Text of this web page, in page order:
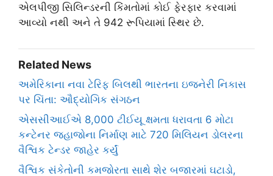
એલપીજી સિલિન્ડરની કિંમતોમાં કોઈ ફેરફાર કરવામાં
આવ્યો નથી અને તે 942 રૂપિયામાં સ્થિર છે.
Related News
અમેરિકાના નવા ટેરિફ બિલથી ભારતના ઇજનેરી નિકાસ
પર ચિંતા: ઔદ્યોગિક સંગઠન
એસસીઆઈએ 8,000 ટીઈયૂ ક્ષમતા ધરાવતા 6 મોટા
કન્ટેનર જહાજોના નિર્માણ માટે 720 મિલિયન ડોલરના
વૈશ્વિક ટેન્ડર જાહેર કર્યું
વૈશ્વિક સંકેતોની કમજોરતા સાથે શેર બજારમાં ઘટાડો,